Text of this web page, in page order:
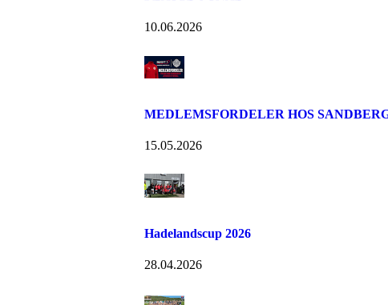
10.06.2026
MEDLEMSFORDELER HOS
15.05.2026
Hadelandscup 2026
28.04.2026